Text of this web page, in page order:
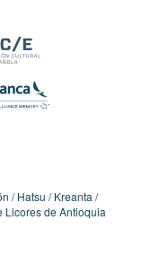
Hatsu
Kreanta
Licores de Antioquia